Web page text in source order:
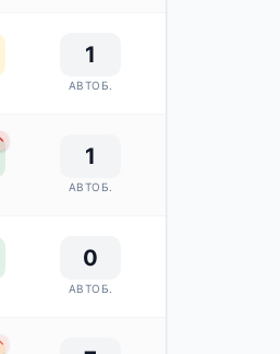
1
АВТОБ.
1
АВТОБ.
0
АВТОБ.